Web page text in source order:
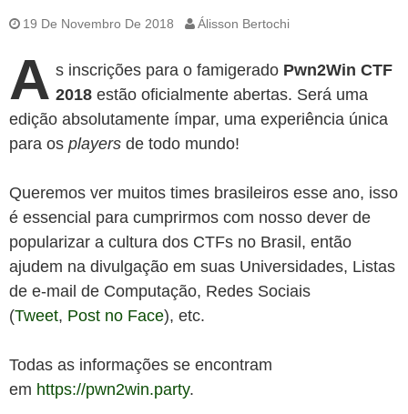
19 De Novembro De 2018 Álisson Bertochi
A s inscrições para o famigerado Pwn2Win CTF
2018 estão oficialmente abertas. Será uma
edição absolutamente ímpar, uma experiência única
para os players de todo mundo!
Queremos ver muitos times brasileiros esse ano, isso
é essencial para cumprirmos com nosso dever de
popularizar a cultura dos CTFs no Brasil, então
ajudem na divulgação em suas Universidades, Listas
de e-mail de Computação, Redes Sociais
(Tweet, Post no Face), etc.
Todas as informações se encontram
em https://pwn2win.party.